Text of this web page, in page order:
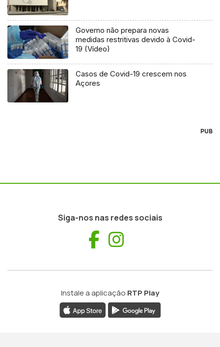
Governo não prepara novas
medidas restritivas devido à Covid-
19 (Vídeo)
Casos de Covid-19 crescem nos
Açores
PUB
Siga-nos nas redes sociais
Facebook
Instale a aplicação RTP Play